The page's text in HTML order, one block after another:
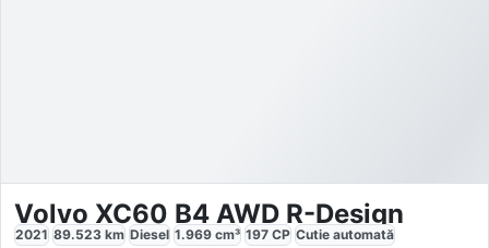
Volvo XC60 B4 AWD R-Design
2021 89.523 km Diesel 1.969 cm³ 197 CP Cutie automată